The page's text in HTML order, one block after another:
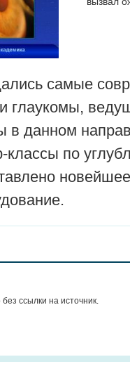
самые
глаукомы,
в данном
классы по
ссылки на источник.